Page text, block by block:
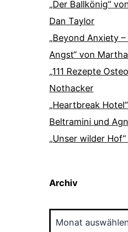
„Der Ballkönig“
Dan Taylor
„Beyond Anxiety
Angst“ von
„111 Rezepte
Nothacker
„Heartbreak
Beltramini und
„Unser wilder
Archiv